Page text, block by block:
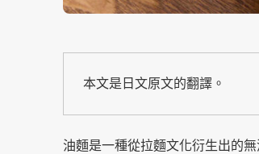
本文是日文原文的翻譯。
油麵是一種從拉麵文化衍生出的無